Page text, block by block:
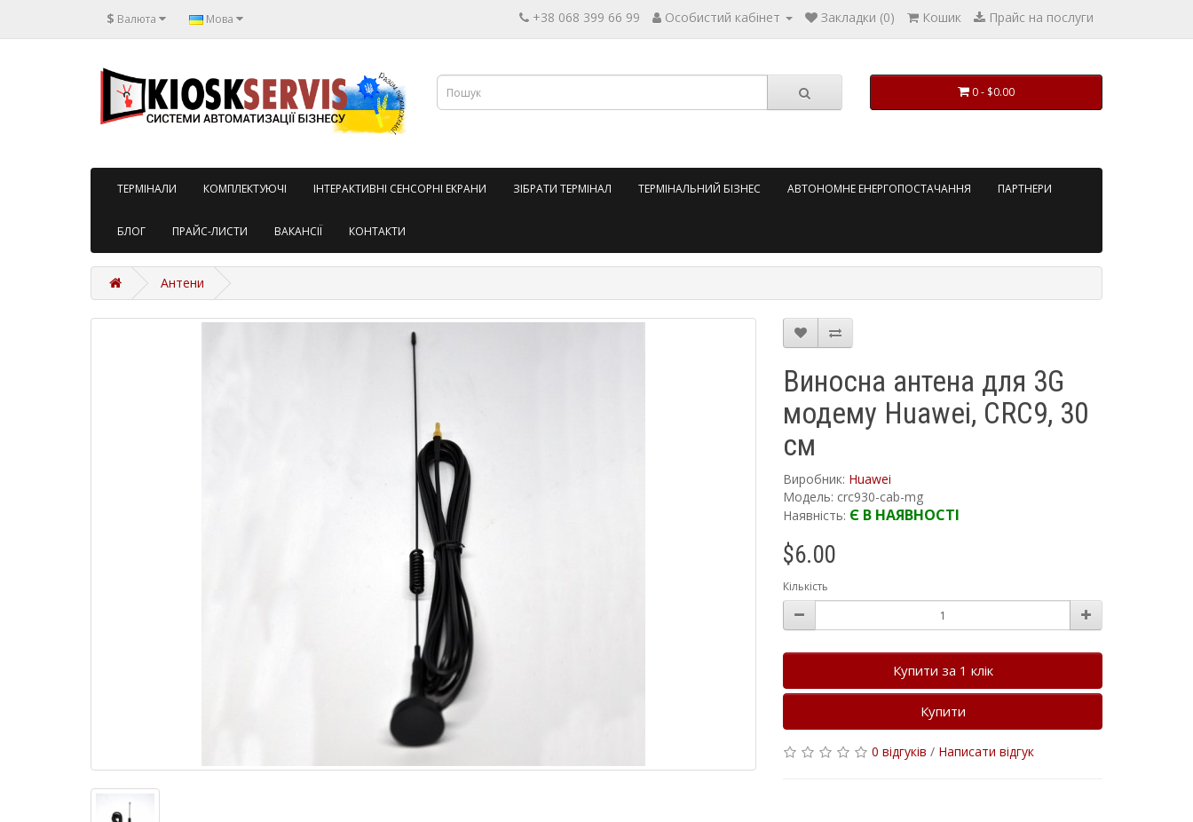
$ Валюта Мова +38 068 399 66 99 Особистий кабінет Закладки (0) Кошик Прайс на послуги
0 - $0.00
TЕРМІНАЛИ КОМПЛЕКТУЮЧІ ІНТЕРАКТИВНІ СЕНСОРНІ ЕКРАНИ ЗІБРАТИ ТЕРМІНАЛ ТЕРМІНАЛЬНИЙ БІЗНЕС АВТОНОМНЕ ЕНЕРГОПОСТАЧАННЯ ПАРТНЕРИ
БЛОГ ПРАЙС-ЛИСТИ ВАКАНСІЇ КОНТАКТИ
Антени
Виносна антена для 3G
модему Huawei, CRC9, 30
см
Виробник: Huawei
Модель: crc930-cab-mg
Наявність: Є В НАЯВНОСТІ
$6.00
Кількість
Купити за 1 клiк
Купити
0 відгуків / Написати відгук